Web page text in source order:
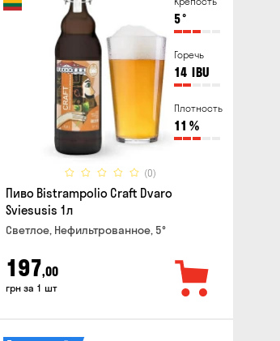
5°
Горечь
14 IBU
Плотность
11 %
(0)
Пиво Bistrampolio Craft Dvaro
Sviesusis 1л
Светлое, Нефильтрованное, 5°
197,00
грн за 1 шт